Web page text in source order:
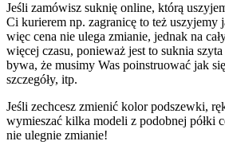
Jeśli zamówisz suknię online, którą
Ci kurierem np. zagranicę to też uszyjemy
więc cena nie ulega zmianie, jednak na
więcej czasu, ponieważ jest to suknia szyta
bywa, że musimy Was poinstruować jak
szczegóły, itp.
Jeśli zechcesz zmienić kolor podszewki,
wymieszać kilka modeli z podobnej półki
nie ulegnie zmianie!